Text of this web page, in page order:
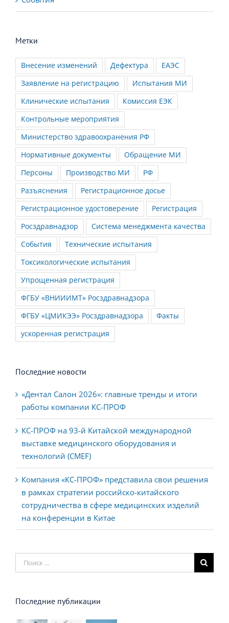
Метки
Внесение изменений Дефектура
ЕАЭС
Заявление на регистрацию
Испытания МИ
Клинические испытания
Комиссия ЕЭК
Контрольные мероприятия
Министерство здравоохранения РФ
Нормативные документы
Обращение МИ
Персоны
Производство МИ
РФ
Разъяснения
Регистрационное досье
Регистрационное удостоверение
Регистрация
Росздравнадзор
Система менеджмента качества
События
Технические испытания
Токсикологические испытания
Упрощенная регистрация
ФГБУ «ВНИИИМТ» Росздравнадзора
ФГБУ «ЦМИКЭЭ» Росздравнадзора
Факты
ускоренная регистрация
Последние новости
«Дентал Салон 2026»: главные тренды и итоги
работы компании КС-ПРОФ
КС-ПРОФ на 93-й Китайской международной
выставке медицинского оборудования и
технологий (CMEF)
Компания «КС-ПРОФ» представила свои решения
в рамках стратегии российско-китайского
сотрудничества в сфере медицинских изделий
на конференции в Китае
Результат
поиска:
Последние публикации